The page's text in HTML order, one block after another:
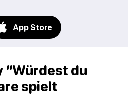
App Store
“Würdest du
spielt